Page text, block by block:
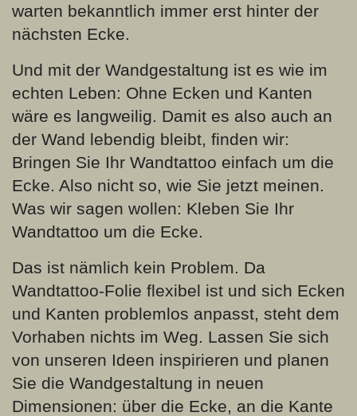
warten bekanntlich immer erst hinter der
nächsten Ecke.
Und mit der Wandgestaltung ist es wie im
echten Leben: Ohne Ecken und Kanten
wäre es langweilig. Damit es also auch an
der Wand lebendig bleibt, finden wir:
Bringen Sie Ihr Wandtattoo einfach um die
Ecke. Also nicht so, wie Sie jetzt meinen.
Was wir sagen wollen: Kleben Sie Ihr
Wandtattoo um die Ecke.
Das ist nämlich kein Problem. Da
Wandtattoo-Folie flexibel ist und sich Ecken
und Kanten problemlos anpasst, steht dem
Vorhaben nichts im Weg. Lassen Sie sich
von unseren Ideen inspirieren und planen
Sie die Wandgestaltung in neuen
Dimensionen: über die Ecke, an die Kante